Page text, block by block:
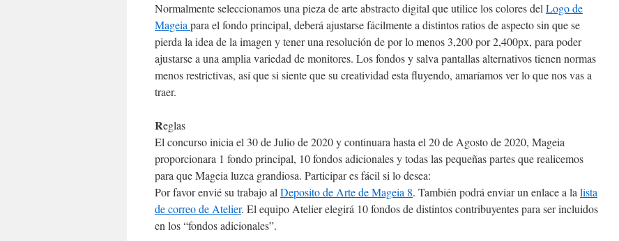
Normalmente seleccionamos una pieza de arte abstracto digital que utilice los colores delLogo de
Mageiapara el fondo principal, deberá ajustarse fácilmente a distintos ratios de aspecto sin que se
pierda la idea de la imagen y tener una resolución de por lo menos 3,200 por 2,400px, para poder
ajustarse a una amplia variedad de monitores. Los fondos y salva pantallas alternativos tienen normas
menos restrictivas, así que si siente que su creatividad esta fluyendo, amaríamos ver lo que nos vas a
traer.
Reglas
El concurso inicia el 30 de Julio de 2020 y continuara hasta el 20 de Agosto de 2020, Mageia
proporcionara 1 fondo principal, 10 fondos adicionales y todas las pequeñas partes que realicemos
para que Mageia luzca grandiosa. Participar es fácil si lo desea:
Por favor envié su trabajo alDeposito de Arte de Mageia 8. También podrá enviar un enlace a lalista
de correo de Atelier. El equipo Atelier elegirá 10 fondos de distintos contribuyentes para ser incluidos
en los “fondos adicionales”.